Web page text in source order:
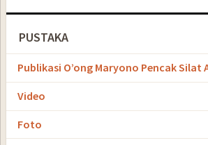
PUSTAKA
Publikasi O’ong Maryono Pencak Silat
Video
Foto